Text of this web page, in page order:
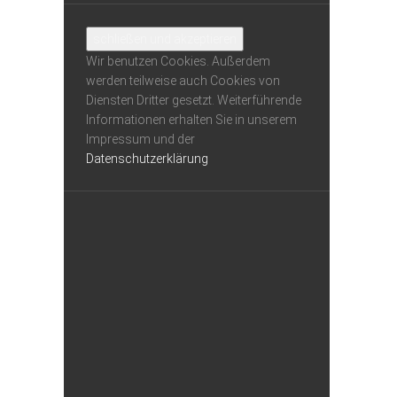
Wir benutzen Cookies. Außerdem
werden teilweise auch Cookies von
Diensten Dritter gesetzt. Weiterführende
Informationen erhalten Sie in unserem
Impressum und der
Datenschutzerklärung